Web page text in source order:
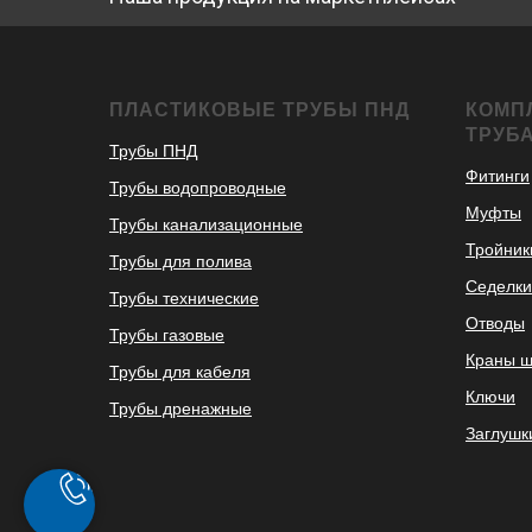
ПЛАСТИКОВЫЕ ТРУБЫ ПНД
Трубы ПНД
Трубы водопроводные
Трубы канализационные
Трубы для полива
Трубы технические
Трубы газовые
Трубы для кабеля
Трубы дренажные
Фитинги
Муфты
Седелки
Отводы
Краны
Ключи